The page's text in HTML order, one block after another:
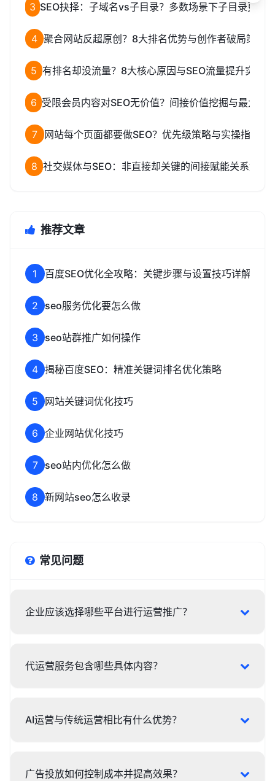
3 SEO抉择：子域名vs子目录？多数场景下子目录更优
4 聚合网站反超原创？8大排名优势与创作者破局策略
5 有排名却没流量？8大核心原因与SEO流量提升实操
6 受限会员内容对SEO无价值？间接价值挖掘与最大化
7 网站每个页面都要做SEO？优先级策略与实操指南
8 社交媒体与SEO：非直接却关键的间接赋能关系解析
推荐文章
1 百度SEO优化全攻略：关键步骤与设置技巧详解
2 seo服务优化要怎么做
3 seo站群推广如何操作
4 揭秘百度SEO：精准关键词排名优化策略
5 网站关键词优化技巧
6 企业网站优化技巧
7 seo站内优化怎么做
8 新网站seo怎么收录
常见问题
企业应该选择哪些平台进行运营推广？
代运营服务包含哪些具体内容？
AI运营与传统运营相比有什么优势？
广告投放如何控制成本并提高效果？